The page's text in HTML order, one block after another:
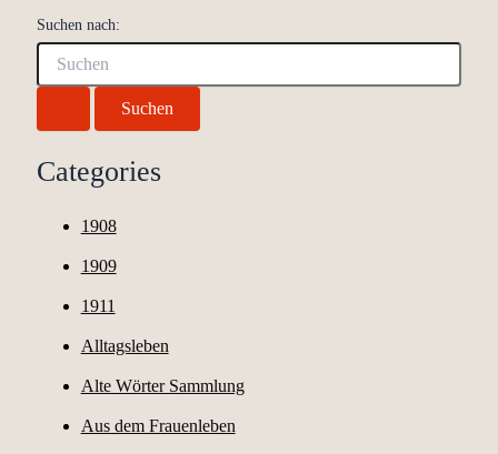
Suchen nach:
Categories
1908
1909
1911
Alltagsleben
Alte Wörter Sammlung
Aus dem Frauenleben